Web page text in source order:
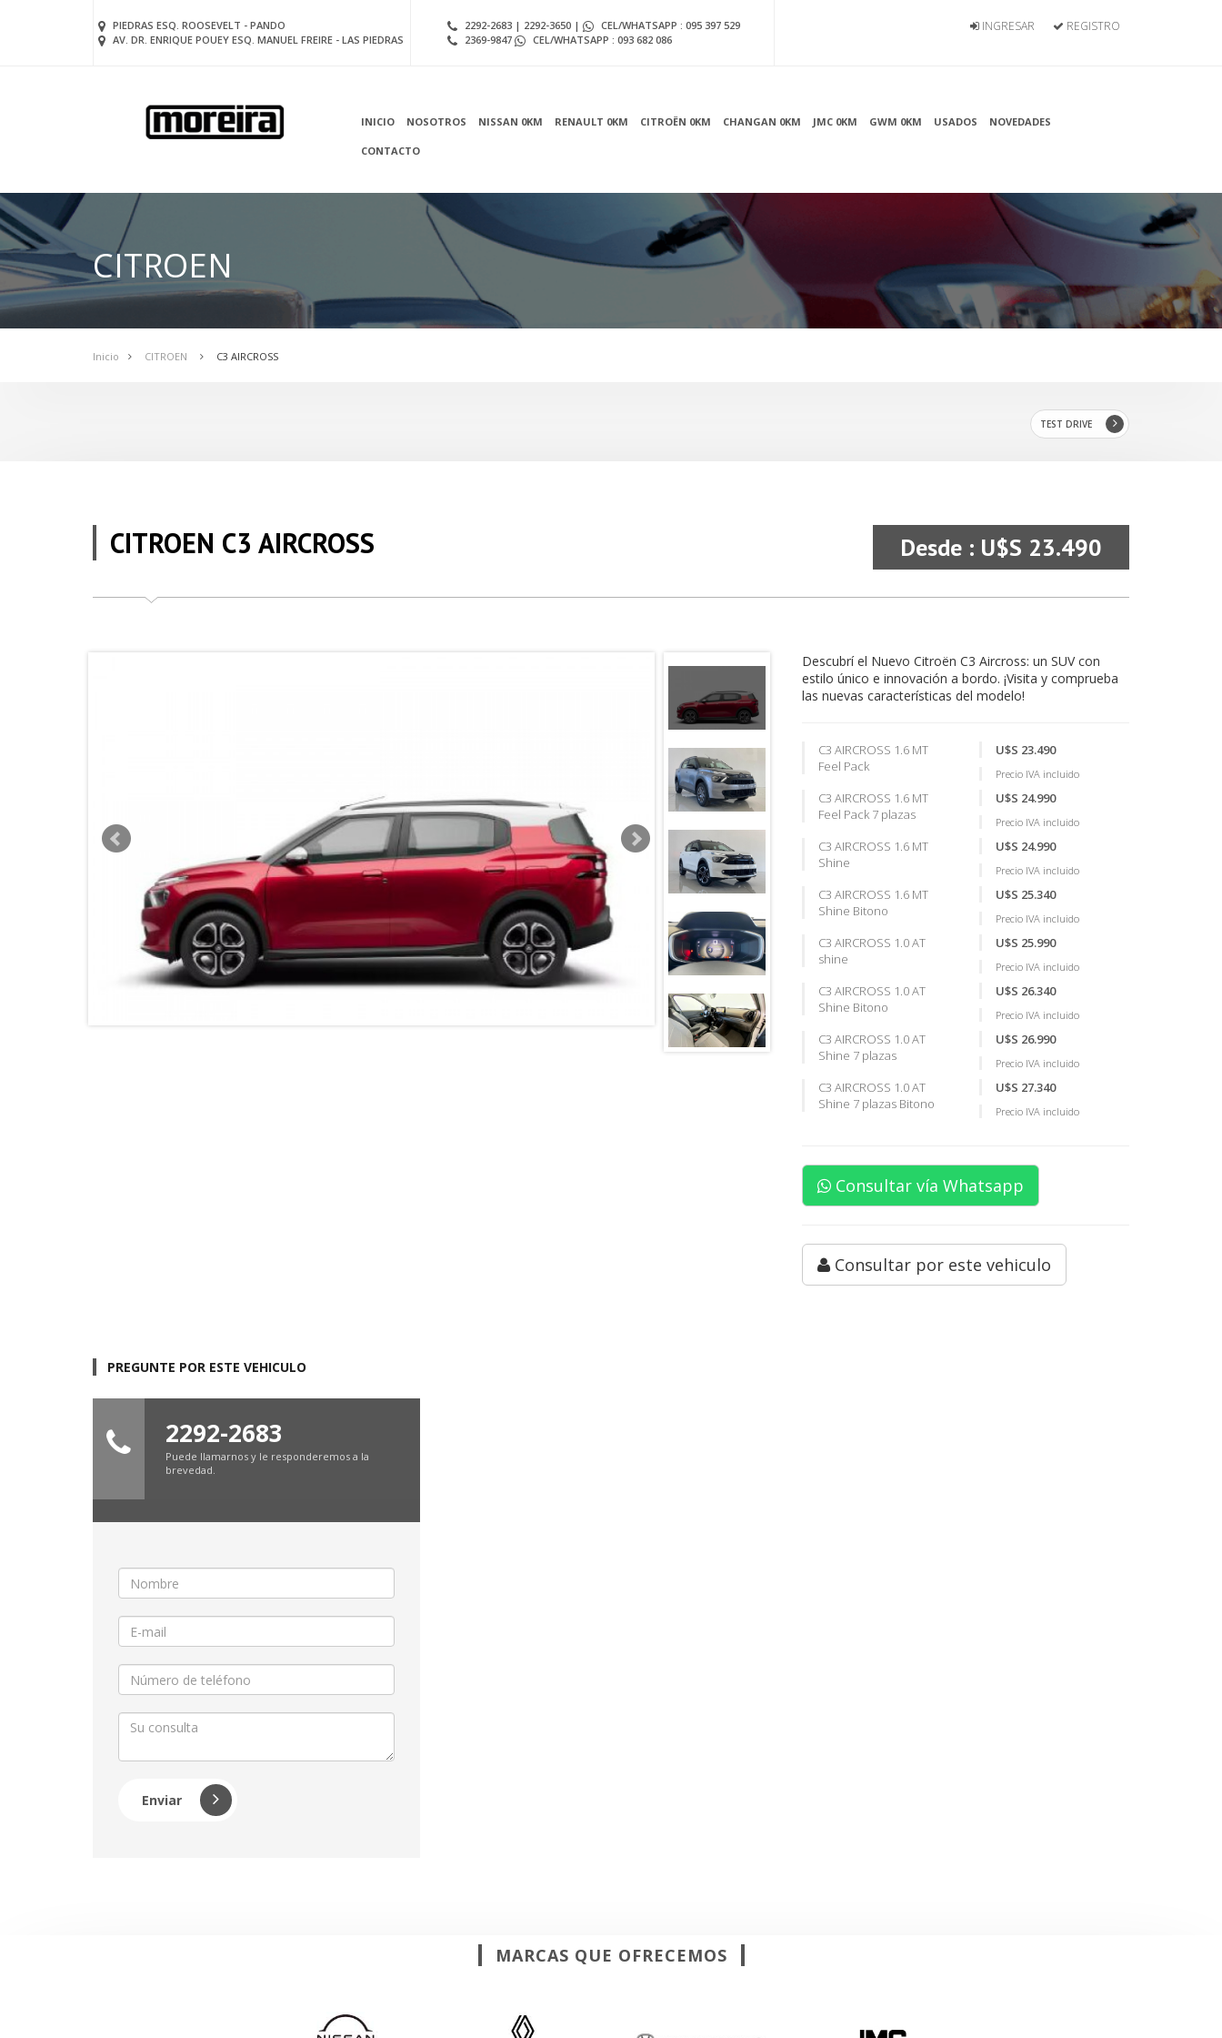
PIEDRAS ESQ. ROOSEVELT - PANDO
AV. DR. ENRIQUE POUEY ESQ. MANUEL FREIRE - LAS PIEDRAS
2292-2683 | 2292-3650 |
CEL/WHATSAPP : 095 397 529
2369-9847
CEL/WHATSAPP : 093 682 086
REGISTRO
INGRESAR
INICIO NOSOTROS NISSAN 0KM RENAULT 0KM CITROËN 0KM CHANGAN 0KM JMC 0KM GWM 0KM USADOS NOVEDADES
CONTACTO
CITROEN
Inicio CITROEN C3 AIRCROSS
TEST DRIVE
CITROEN C3 AIRCROSS Desde : U$S 23.490
Descubrí el Nuevo Citroën C3 Aircross: un SUV con
estilo único e innovación a bordo. ¡Visita y comprueba
las nuevas características del modelo!
C3 AIRCROSS 1.6 MT
Feel Pack
U$S 23.490
Precio IVA incluido
C3 AIRCROSS 1.6 MT
Feel Pack 7 plazas
U$S 24.990
Precio IVA incluido
C3 AIRCROSS 1.6 MT
Shine
U$S 24.990
Precio IVA incluido
C3 AIRCROSS 1.6 MT
Shine Bitono
U$S 25.340
Precio IVA incluido
C3 AIRCROSS 1.0 AT
shine
U$S 25.990
Precio IVA incluido
C3 AIRCROSS 1.0 AT
Shine Bitono
U$S 26.340
Precio IVA incluido
C3 AIRCROSS 1.0 AT
Shine 7 plazas
U$S 26.990
Precio IVA incluido
C3 AIRCROSS 1.0 AT
Shine 7 plazas Bitono
U$S 27.340
Precio IVA incluido
Consultar vía Whatsapp
Consultar por este vehiculo
PREGUNTE POR ESTE VEHICULO
2292-2683
Puede llamarnos y le responderemos a la
brevedad.
Enviar
MARCAS QUE OFRECEMOS